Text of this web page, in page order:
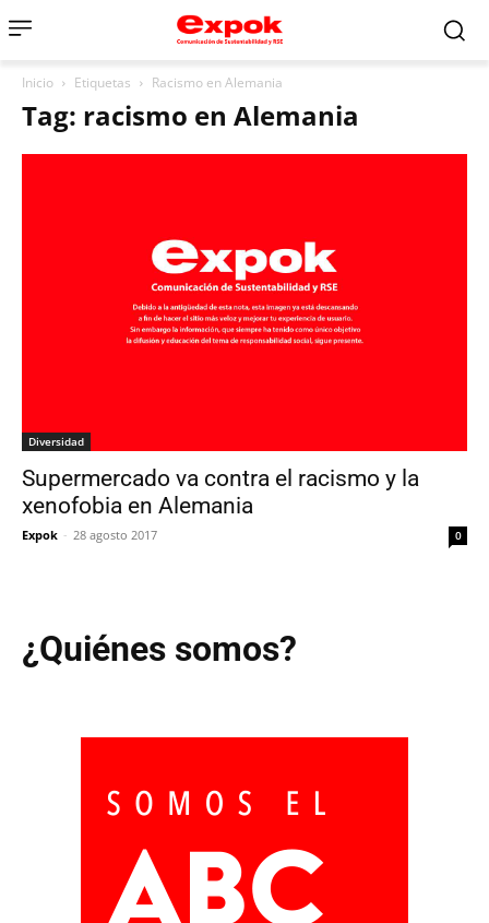
Inicio Etiquetas Racismo en Alemania
Tag: racismo en Alemania
Diversidad
Supermercado va contra el racismo y la
xenofobia en Alemania
Expok - 28 agosto 2017 0
¿Quiénes somos?